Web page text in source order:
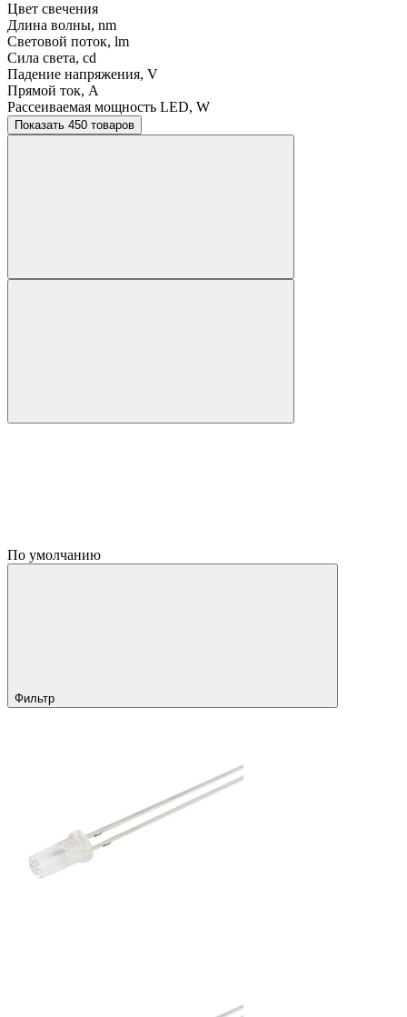
Цвет свечения
Длина волны, nm
Световой поток, lm
Сила света, cd
Падение напряжения, V
Прямой ток, A
Рассеиваемая мощность LED, W
Показать 450 товаров
По умолчанию
Фильтр